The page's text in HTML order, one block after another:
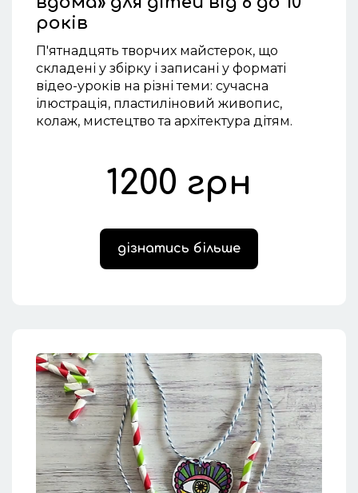
років
П'ятнадцять творчих майстерок, що
складені у збірку і записані у форматі
відео-уроків на різні теми: сучасна
ілюстрація, пластиліновий живопис,
колаж, мистецтво та архітектура дітям.
1200 грн
дізнатись більше